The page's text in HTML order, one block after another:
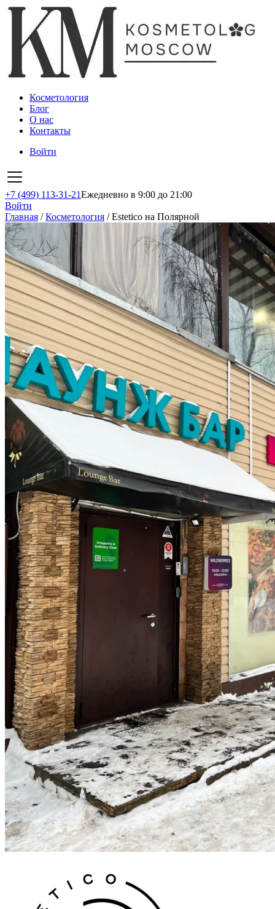
Косметология
Блог
О нас
Контакты
Войти
+7 (499) 113-31-21Ежедневно в 9:00 до 21:00
Войти
Главная /Косметология /Estetico на Полярной